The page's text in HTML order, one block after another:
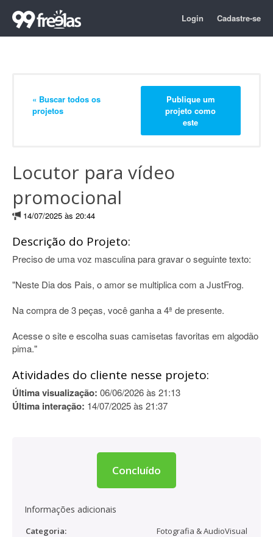
Login Cadastre-se
« Buscar todos os
projetos
Publique um
projeto como
este
Locutor para vídeo
promocional
14/07/2025 às 20:44
Descrição do Projeto:
Preciso de uma voz masculina para gravar o seguinte texto:
"Neste Dia dos Pais, o amor se multiplica com a JustFrog.
Na compra de 3 peças, você ganha a 4ª de presente.
Acesse o site e escolha suas camisetas favoritas em algodão
pima."
Atividades do cliente nesse projeto:
Última visualização: 06/06/2026 às 21:13
Última interação: 14/07/2025 às 21:37
Concluído
Informações adicionais
Categoria:
Fotografia & AudioVisual